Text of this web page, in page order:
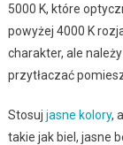
5000 K, które
powyżej 4000 K
charakter, ale
przytłaczać
Stosuj jasne kolory,
takie jak biel, jasne